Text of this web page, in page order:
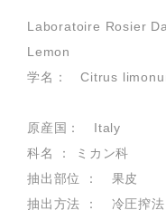
Laboratoire
Lemon
学名： Citrus
原産国： Italy
科名 ： ミカン科
抽出部位 ： 果皮
抽出方法 ： 冷圧搾法